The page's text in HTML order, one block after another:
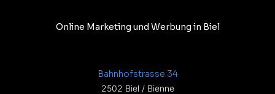
Online Marketing und Werbung in Biel
Bahnhofstrasse 34
2502 Biel / Bienne